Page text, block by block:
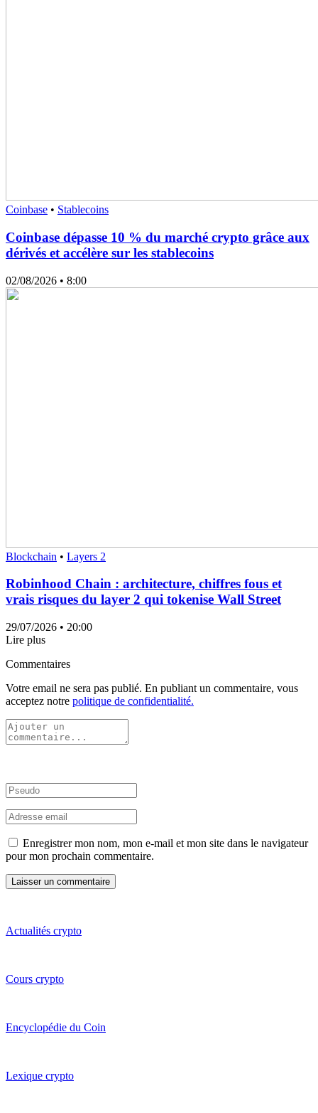
Coinbase • Stablecoins
Coinbase dépasse 10 % du marché crypto grâce aux
dérivés et accélère sur les stablecoins
02/08/2026 • 8:00
Blockchain • Layers 2
Robinhood Chain : architecture, chiffres fous et
vrais risques du layer 2 qui tokenise Wall Street
29/07/2026 • 20:00
Lire plus
Commentaires
Votre email ne sera pas publié. En publiant un commentaire, vous
acceptez notre politique de confidentialité.
Enregistrer mon nom, mon e-mail et mon site dans le navigateur
pour mon prochain commentaire.
Actualités crypto
Cours crypto
Encyclopédie du Coin
Lexique crypto